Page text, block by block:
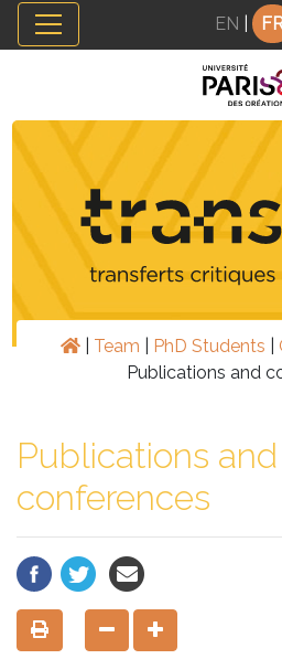
Panneau de gestion des cookies
EN
Team PhD Students
Publications and
Publications and
conferences